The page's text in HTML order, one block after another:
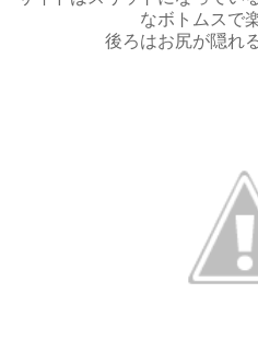
なボトムスで
後ろはお尻が隠れ